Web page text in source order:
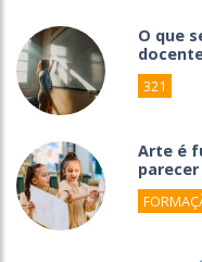
O que
321
Arte é
parecer